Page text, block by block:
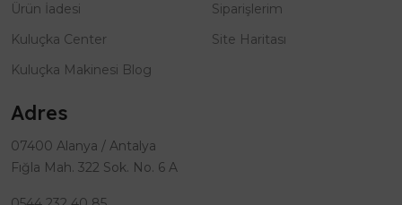
Ürün İadesi
Kuluçka Center
Kuluçka Makinesi Blog
Siparişlerim
Site Haritası
Adres
07400 Alanya / Antalya
Fığla Mah. 322 Sok. No. 6 A